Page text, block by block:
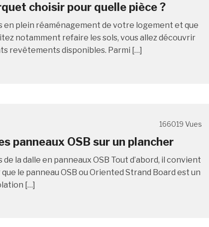
choisir pour quelle pièce ?
en plein réaménagement de votre logement et que
notamment refaire les sols, vous allez découvrir
revêtements disponibles. Parmi […]
166019 Vues
panneaux OSB sur un plancher
la dalle en panneaux OSB Tout d’abord, il convient
le panneau OSB ou Oriented Strand Board est un
[…]